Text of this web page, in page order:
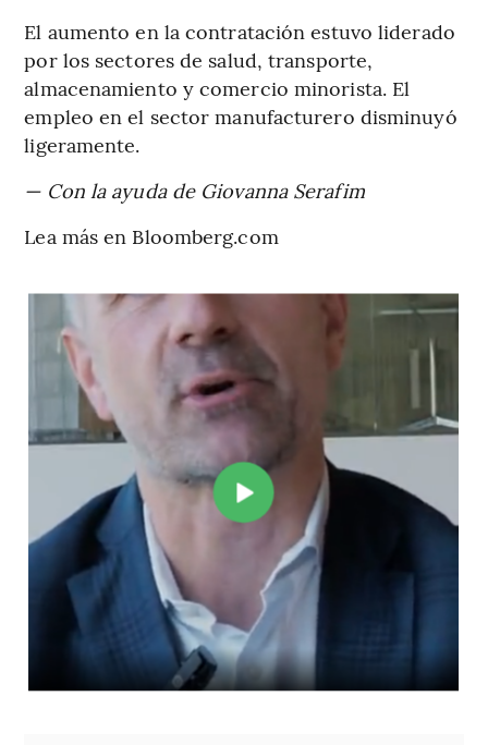
El aumento en la contratación estuvo liderado
por los sectores de salud, transporte,
almacenamiento y comercio minorista. El
empleo en el sector manufacturero disminuyó
ligeramente.
— Con la ayuda de Giovanna Serafim
Lea más en Bloomberg.com